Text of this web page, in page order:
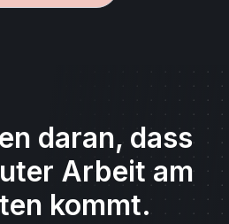
daran, dass
Arbeit am
kommt.